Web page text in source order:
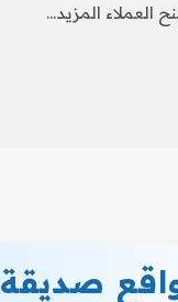
العملاء المزيد…
صديقة